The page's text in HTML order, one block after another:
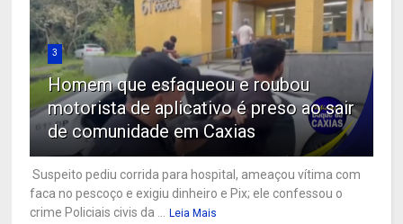
3
Homem que esfaqueou e roubou
motorista de aplicativo é preso ao sair
de comunidade em Caxias
Suspeito pediu corrida para hospital, ameaçou vítima com
faca no pescoço e exigiu dinheiro e Pix; ele confessou o
crime Policiais civis da ...
Leia Mais